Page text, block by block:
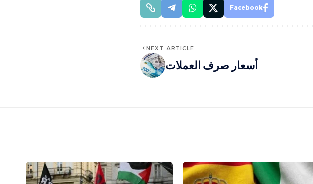
Facebook
NEXT ARTICLE
أسعار صرف العملات